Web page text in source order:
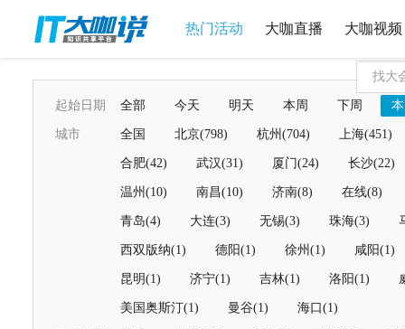
热门活动 大咖直播 大咖视频
起始日期 全部 今天 明天 本周 下周
城市 全国 北京(798) 杭州(704) 上海(451)
合肥(42) 武汉(31) 厦门(24) 长沙(22)
温州(10) 南昌(10) 济南(8) 在线(8)
青岛(4) 大连(3) 无锡(3) 珠海(3)
西双版纳(1) 德阳(1) 徐州(1) 咸阳(1)
昆明(1) 济宁(1) 吉林(1) 洛阳(1)
美国奥斯汀(1) 曼谷(1) 海口(1)